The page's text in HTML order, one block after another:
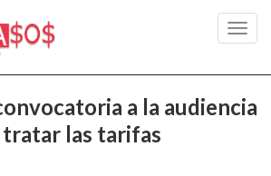
a la audiencia
las tarifas